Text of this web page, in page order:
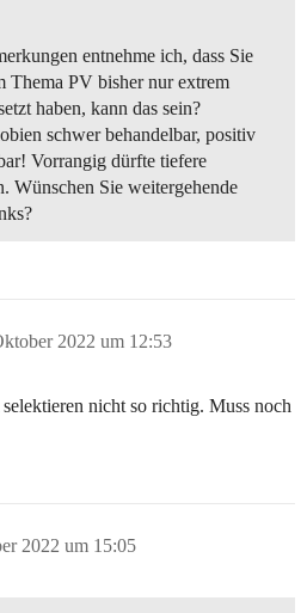
entnehme ich, dass Sie
Thema PV bisher nur extrem
haben, kann das sein?
schwer behandelbar, positiv
Vorrangig dürfte tiefere
Wünschen Sie weitergehende
2022 um 12:53
nicht so richtig. Muss noch
2022 um 15:05